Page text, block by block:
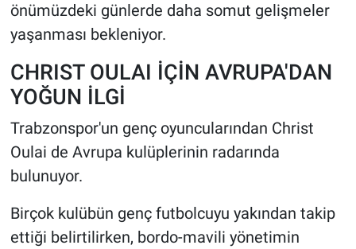
önümüzdeki günlerde daha somut gelişmeler
yaşanması bekleniyor.
CHRIST OULAI İÇİN AVRUPA'DAN
YOĞUN İLGİ
Trabzonspor'un genç oyuncularından Christ
Oulai de Avrupa kulüplerinin radarında
bulunuyor.
Birçok kulübün genç futbolcuyu yakından takip
ettiği belirtilirken, bordo-mavili yönetimin